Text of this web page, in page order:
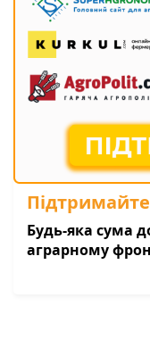
Будь-яка сума
аграрному